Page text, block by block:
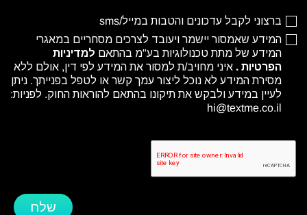
ברצוני לקבל עדכונים והטבות במייל/sms
המידע שאמסור יישמר ויעובד לצרכים מסחריים במאגרי
המידע של מתת טכנולוגיות בע"מ בהתאם למדיניות
הפרטיות . איני מחויב/ת למסור את המידע לפי דין, אולם ללא
מסירת המידע לא נוכל ליצור עמך קשר או לטפל בפנייתך. ניתן
לעיין במידע ולבקש את תיקונו בהתאם להוראות החוק. לפניות:
hi@textme.co.il
שלח